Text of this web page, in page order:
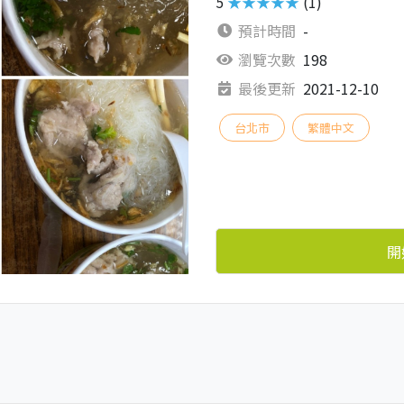
預計時間 -
瀏覽次數 198
最後更新 2021-12-10
台北市 繁體中文